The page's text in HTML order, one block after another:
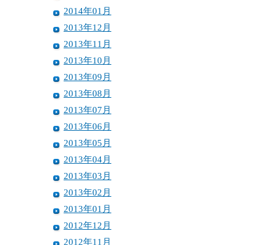
2014年01月
2013年12月
2013年11月
2013年10月
2013年09月
2013年08月
2013年07月
2013年06月
2013年05月
2013年04月
2013年03月
2013年02月
2013年01月
2012年12月
2012年11月